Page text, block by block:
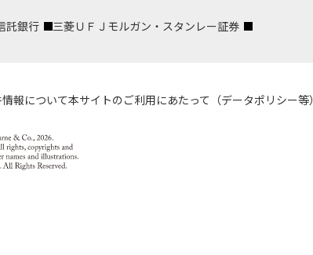
託銀行 三菱ＵＦＪモルガン・スタンレー証券
報について本サイトのご利用にあたって（データポリシー等